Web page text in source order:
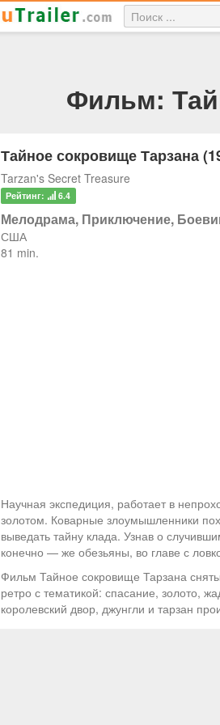
Фильм:
Тайное сокровище Тарзана
Tarzan's Secret Treasure
Рейтинг: 6.4
Мелодрама, Приключение,
США
81 min.
Научная экспедиция, работает в
золотом. Коварные злоумышленники
выведать тайну клада. Узнав о
конечно — же обезьяны, во главе с
Фильм Тайное сокровище Тарзана
ретро с тематикой: спасание, золото,
королевский двор, джунгли и тарзан